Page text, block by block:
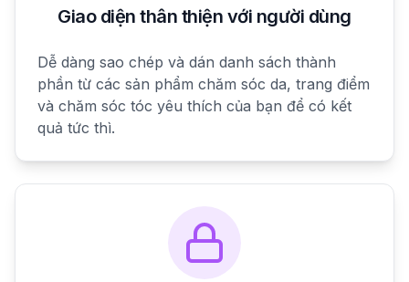
Giao diện thân thiện với người dùng
Dễ dàng sao chép và dán danh sách thành
phần từ các sản phẩm chăm sóc da, trang điểm
và chăm sóc tóc yêu thích của bạn để có kết
quả tức thì.